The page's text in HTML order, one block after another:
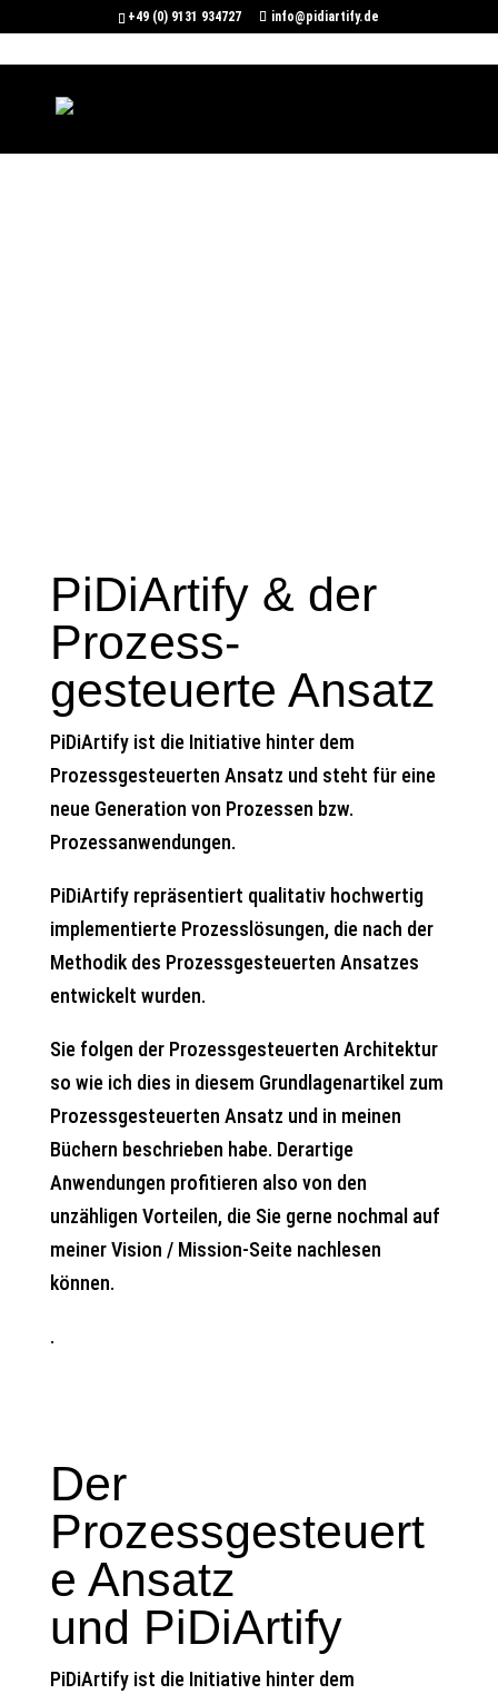
+49 (0) 9131 934727 info@pidiartify.de
PiDiArtify & der
Prozess-
gesteuerte Ansatz
PiDiArtify ist die Initiative hinter dem
Prozessgesteuerten Ansatz und steht für eine
neue Generation von Prozessen bzw.
Prozessanwendungen.
PiDiArtify repräsentiert qualitativ hochwertig
implementierte Prozesslösungen, die nach der
Methodik des Prozessgesteuerten Ansatzes
entwickelt wurden.
Sie folgen der Prozessgesteuerten Architektur
so wie ich dies in diesem Grundlagenartikel zum
Prozessgesteuerten Ansatz und in meinen
Büchern beschrieben habe. Derartige
Anwendungen profitieren also von den
unzähligen Vorteilen, die Sie gerne nochmal auf
meiner Vision / Mission-Seite nachlesen
können.
.
Der
Prozessgesteuert
e Ansatz
und PiDiArtify
PiDiArtify ist die Initiative hinter dem